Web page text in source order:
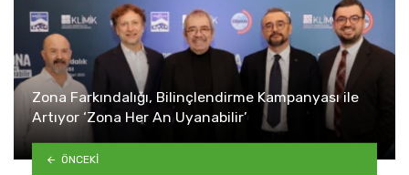
Zona Farkındalığı, Bilinçlendirme Kampanyası ile
Artıyor ‘Zona Her An Uyanabilir’
ÖNCEKI